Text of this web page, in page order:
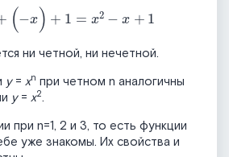
x2 +
ни четной, ни нечетной.
y= xn при четном n аналогичны
y= x2.
при n=1, 2 и 3, то есть функции
уже знакомы. Их свойства и